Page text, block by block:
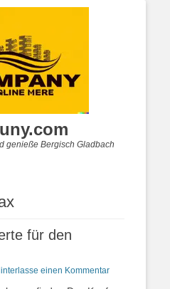
genieße Bergisch Gladbach
für den
einen Kommentar